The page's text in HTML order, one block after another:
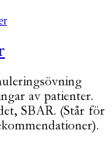
av patienter.
SBAR. (Står för